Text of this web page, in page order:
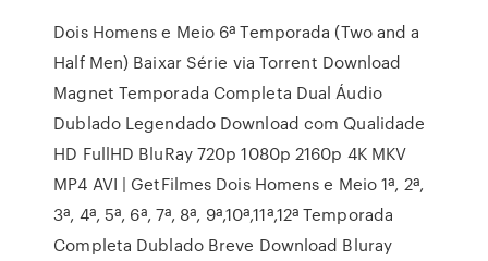
Dois Homens e Meio 6ª Temporada (Two and a
Half Men) Baixar Série via Torrent Download
Magnet Temporada Completa Dual Áudio
Dublado Legendado Download com Qualidade
HD FullHD BluRay 720p 1080p 2160p 4K MKV
MP4 AVI | GetFilmes Dois Homens e Meio 1ª, 2ª,
3ª, 4ª, 5ª, 6ª, 7ª, 8ª, 9ª,10ª,11ª,12ª Temporada
Completa Dublado Breve Download Bluray